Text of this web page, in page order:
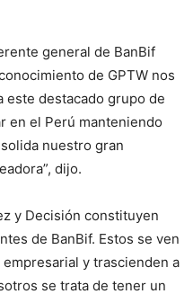
general de BanBif
de GPTW nos
este destacado grupo de
en el Perú manteniendo
nuestro gran
dijo.
y Decisión constituyen
de BanBif. Estos se ven
y trascienden a
se trata de tener un